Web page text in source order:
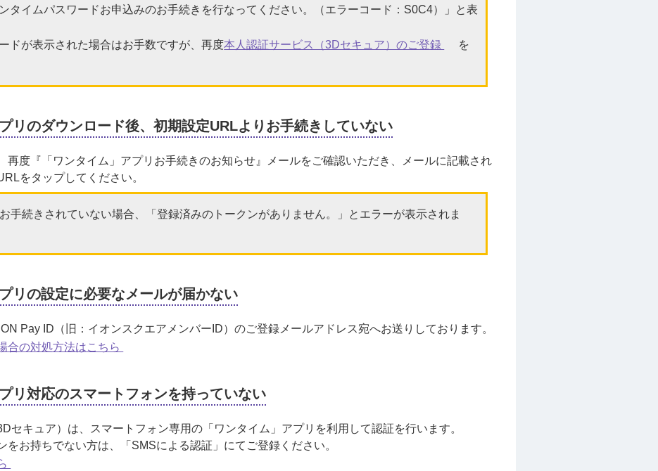
タイムパスワードお申込みのお手続きを行なってください。（エラーコード：S0C4）」と表
ドが表示された場合はお手数ですが、再度本人認証サービス（3Dセキュア）のご登録
を
リのダウンロード後、初期設定URLよりお手続きしていない
再度『「ワンタイム」アプリお手続きのお知らせ』メールをご確認いただき、メールに記載され
をタップしてください。
手続きされていない場合、「登録済みのトークンがありません。」とエラーが表示されま
リの設定に必要なメールが届かない
Pay ID（旧：イオンスクエアメンバーID）のご登録メールアドレス宛へお送りしております。
合の対処方法はこちら
リ対応のスマートフォンを持っていない
セキュア）は、スマートフォン専用の「ワンタイム」アプリを利用して認証を行います。
をお持ちでない方は、「SMSによる認証」にてご登録ください。